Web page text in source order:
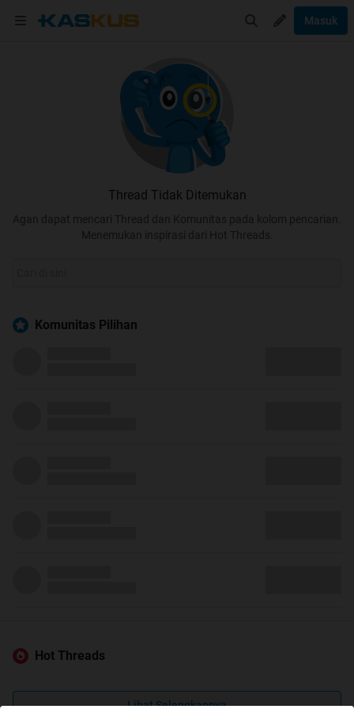
Masuk
Thread Tidak Ditemukan
Agan dapat mencari Thread dan Komunitas pada kolom pencarian.
Menemukan inspirasi dari Hot Threads.
Komunitas Pilihan
Hot Threads
Lihat Selengkapnya